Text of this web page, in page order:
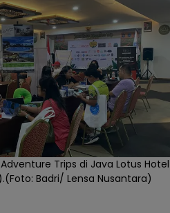
Trips di Java Lotus Hotel
Badri/ Lensa Nusantara)